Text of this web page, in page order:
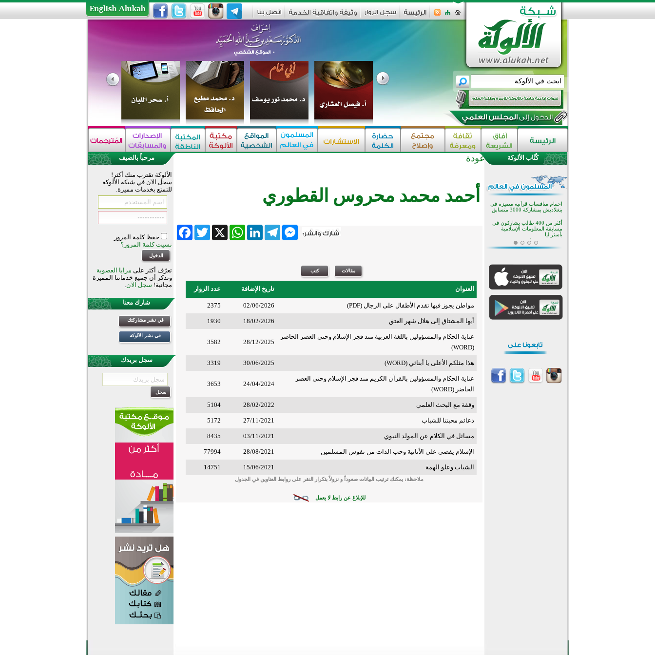
عودة
أحمد محمد محروس القطوري
FacebookTwitter X
WhatsApp
LinkedIn
Telegram
Messenger
العنوان تاريخ الإضافة عدد الزوار
مواطن يجوز فيها تقدم الأطفال على الرجال (PDF) 02/06/2026
2375
أيها المشتاق إلى هلال شهر العتق 18/02/2026
1930
عناية الحكام والمسؤولين باللغة العربية منذ فجر الإسلام وحتى العصر الحاضر
(WORD)
28/12/2025
3582
هذا مثلكم الأعلى يا أبنائي (WORD) 30/06/2025
3319
عناية الحكام والمسؤولين بالقرآن الكريم منذ فجر الإسلام وحتى العصر
الحاضر (WORD)
24/04/2024
3653
وقفة مع البحث العلمي 28/02/2022
5104
دعائم محبتنا للشباب 27/11/2021
5172
مسائل في الكلام عن المولد النبوي 03/11/2021
8435
الإسلام يقضي على الأنانية وحب الذات من نفوس المسلمين 28/08/2021
77994
الشباب وعلو الهمة 15/06/2021
14751
ملاحظة: يمكنك ترتيب البيانات صعوداً و نزولاً بتكرار النقر على روابط العناوين في الجدول
للإبلاغ عن رابط لا يعمل
مرحباً بالضيف
الألوكة تقترب منك أكثر!
سجل الآن في شبكة الألوكة
للتمتع بخدمات مميزة.
حفظ كلمة المرور
نسيت كلمة المرور؟
تعرّف أكثر على مزايا العضوية
وتذكر أن جميع خدماتنا المميزة
مجانية! سجل الآن.
شارك معنا
في نشر مشاركتك
في نشر الألوكة
سجل بريدك
كُتَّاب الألوكة
اختتام الدورة التاسعة لمسابقة حفظ
تيسليتش تختتم برنامجا تعليميا لتعزيز
القيم وبناء الشخصية للشباب
المسلمين
اختتام منافسات قرآنية متميزة في
بنغلاديش بمشاركة 3000 متسابق
أكثر من 400 طالب يشاركون في
مسابقة المعلومات الإسلامية
بأستراليا
افتتاح تاريخي لأول مسجد في بلييفليا
بالجبل الأسود منذ أكثر من قرن
مسجد جديد في أجواء إيمانية مميزة
أكبر مشروع إسلامي في ريف
أستراليا يفتتح أبوابه بعد سنوات من
القرآن والتربية في صدارة البرامج
الصيفية للمسلمين في بينزا
وساراتوف وموردوفيا هذا العام
اختتام الدورة التاسعة لمسابقة حفظ
القيم وبناء الشخصية للشباب
المسلمين
أكثر من 400 طالب يشاركون في
مسابقة المعلومات الإسلامية